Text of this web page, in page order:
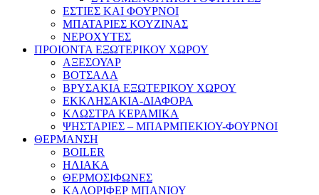
ΕΣΤΙΕΣ ΚΑΙ ΦΟΥΡΝΟΙ
ΜΠΑΤΑΡΙΕΣ ΚΟΥΖΙΝΑΣ
ΝΕΡΟΧΥΤΕΣ
ΠΡΟΙΟΝΤΑ ΕΞΩΤΕΡΙΚΟΥ ΧΩΡΟΥ
ΑΞΕΣΟΥΑΡ
ΒΟΤΣΑΛΑ
ΒΡΥΣΑΚΙΑ ΕΞΩΤΕΡΙΚΟΥ ΧΩΡΟΥ
ΕΚΚΛΗΣΑΚΙΑ-ΔΙΑΦΟΡΑ
ΚΛΩΣΤΡΑ ΚΕΡΑΜΙΚΑ
ΨΗΣΤΑΡΙΕΣ – ΜΠΑΡΜΠΕΚΙΟΥ-ΦΟΥΡΝΟΙ
ΘΕΡΜΑΝΣΗ
BOILER
ΗΛΙΑΚΑ
ΘΕΡΜΟΣΙΦΩΝΕΣ
ΚΑΛΟΡΙΦΕΡ ΜΠΑΝΙΟΥ